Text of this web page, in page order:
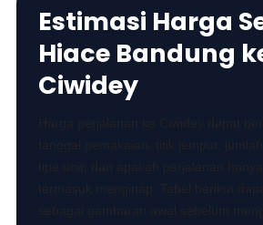
Estimasi Harga
Hiace Bandung
Ciwidey